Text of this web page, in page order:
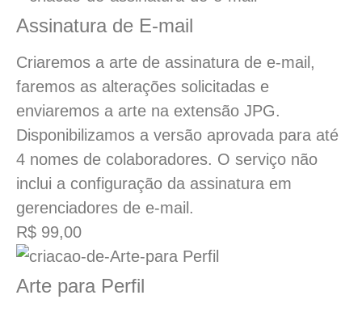
Assinatura de E-mail
Criaremos a arte de assinatura de e-mail,
faremos as alterações solicitadas e
enviaremos a arte na extensão JPG.
Disponibilizamos a versão aprovada para até
4 nomes de colaboradores. O serviço não
inclui a configuração da assinatura em
gerenciadores de e-mail.
R$ 99,00
Arte para Perfil